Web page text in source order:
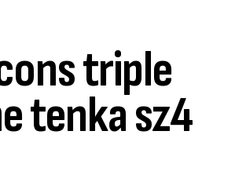
triple
tenka sz4